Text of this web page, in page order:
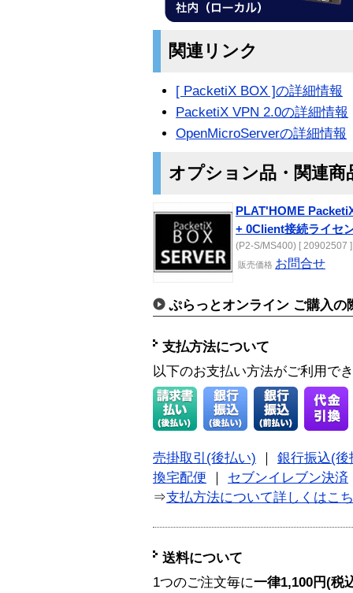
関連リンク
[ PacketiX BOX ]の詳細情報
PacketiX VPN 2.0の詳細情報
OpenMicroServerの詳細情報
オプション品・関連商
PLAT'HOME
+ 0Client接続ライセ
(P2-S/MS400) [ 20902507 ]
販売価格 お問合せ
ぷらっとオンライン ご購入の
支払方法について
以下のお支払い方法がご利用で
売掛取引(後払い) ｜ 銀行振込(後
換宅配便 ｜ セブンイレブン決済
⇒支払方法について詳しくはこ
送料について
1つのご注文毎に一律1,100円(税